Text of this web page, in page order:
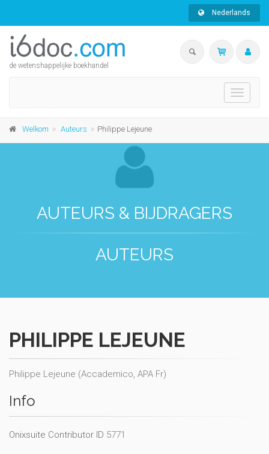
Nederlands
de wetenshappelijke boekhandel
Toggle
Welkom Auteurs Philippe Lejeune
AUTEURS & BIJDRAGERS
AUTEURS
PHILIPPE LEJEUNE
Philippe Lejeune (Accademico, APA Fr)
Info
Onixsuite Contributor ID 5771